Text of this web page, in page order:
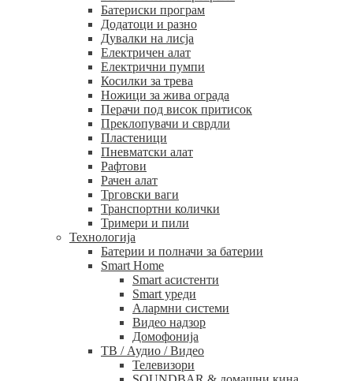
Батериски програм
Додатоци и разно
Дувалки на лисја
Електричен алат
Електрични пумпи
Косилки за трева
Ножици за жива ограда
Перачи под висок притисок
Преклопувачи и сврдли
Пластеници
Пневматски алат
Рафтови
Рачен алат
Трговски ваги
Транспортни колички
Тримери и пили
Технологија
Батерии и полначи за батерии
Smart Home
Smart асистенти
Smart уреди
Алармни системи
Видео надзор
Домофонија
ТВ / Аудио / Видео
Телевизори